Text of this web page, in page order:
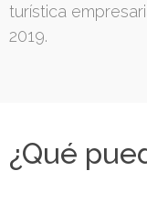
turística
2019.
¿Qué